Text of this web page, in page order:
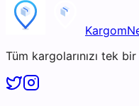
Tüm kargolarınızı tek